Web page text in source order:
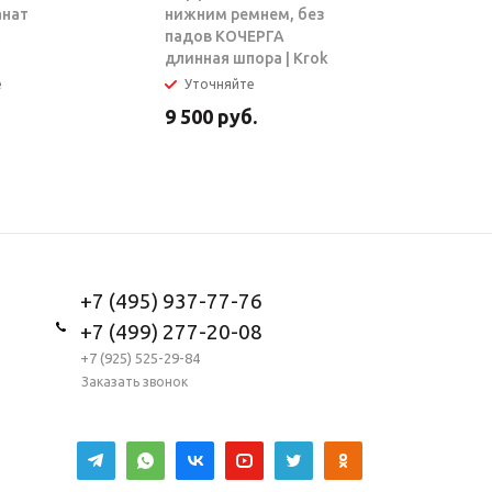
нижним ремнем, без
падов КОЧЕРГА
длинная шпора | Krok
Уточняйте
9 500 руб.
+7 (495) 937-77-76
+7 (499) 277-20-08
+7 (925) 525-29-84
Заказать звонок